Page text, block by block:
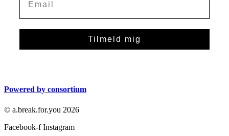
Tilmeld mig
Powered by consortium
© a.break.for.you 2026
Facebook-f Instagram